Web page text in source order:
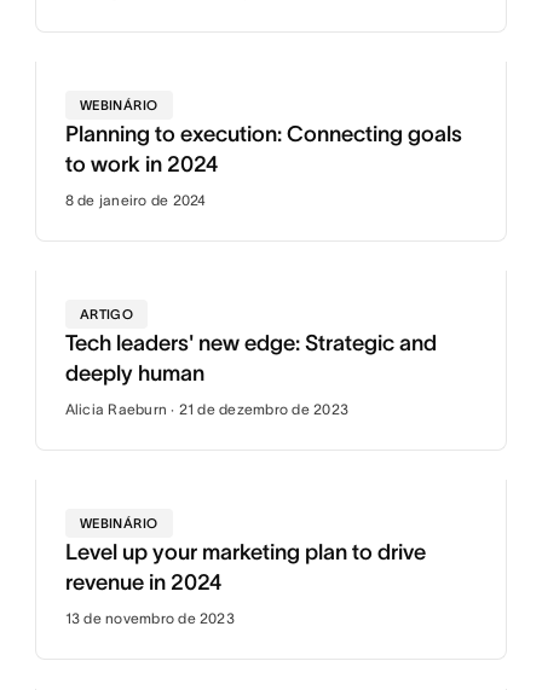
WEBINÁRIO
Planning to execution: Connecting goals
to work in 2024
8 de janeiro de 2024
ARTIGO
Tech leaders' new edge: Strategic and
deeply human
Alicia Raeburn · 21 de dezembro de 2023
WEBINÁRIO
Level up your marketing plan to drive
revenue in 2024
13 de novembro de 2023